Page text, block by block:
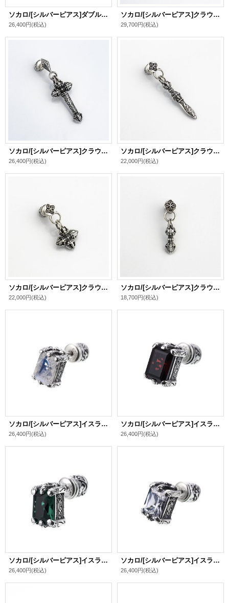
ソカロ/[シルバーピアス]ダブル・ドラゴン・クラウン・ダブル・ドージェ・ピアス / ZOCALO
26,400円(税込)
ソカロ/[シルバーピアス]クラウン・ドージェ・キング・ピアス / ZOCALO
29,700円(税込)
ソカロ/[シルバーピアス]クラウン・ドージェ・クロス・ピアス / ZOCALO
26,400円(税込)
ソカロ/[シルバーピアス]クラウン・ドージェ・ソード・ピアス / ZOCALO
22,000円(税込)
ソカロ/[シルバーピアス]クラウン・ダブル・ドージェ・ピアス / ZOCALO
22,000円(税込)
ソカロ/[シルバーピアス]クラウン・ドージェ・ピアス / ZOCALO
18,700円(税込)
ソカロ/[シルバーピアス]イスラミック・スクエア・ピアス・レインボームーンストーン / ZOCALO
26,400円(税込)
ソカロ/[シルバーピアス]イスラミック・スクエア・ピアス・ガーネット / ZOCALO
26,400円(税込)
ソカロ/[シルバーピアス]イスラミック・スクエア・ピアス・グリーンクオーツ / ZOCALO
26,400円(税込)
ソカロ/[シルバーピアス]イスラミック・スクエア・ピアス・ホワイトCZ / ZOCALO
26,400円(税込)